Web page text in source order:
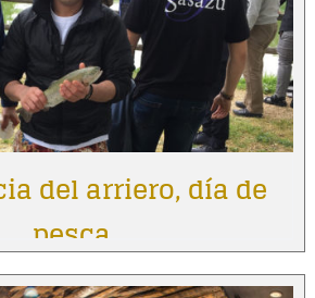
del arriero, día de
pesca